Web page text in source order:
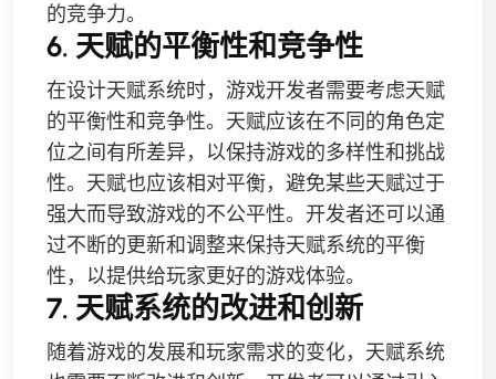
的竞争力。
6. 天赋的平衡性和竞争性
在设计天赋系统时，游戏开发者需要考虑天赋
的平衡性和竞争性。天赋应该在不同的角色定
位之间有所差异，以保持游戏的多样性和挑战
性。天赋也应该相对平衡，避免某些天赋过于
强大而导致游戏的不公平性。开发者还可以通
过不断的更新和调整来保持天赋系统的平衡
性，以提供给玩家更好的游戏体验。
7. 天赋系统的改进和创新
随着游戏的发展和玩家需求的变化，天赋系统